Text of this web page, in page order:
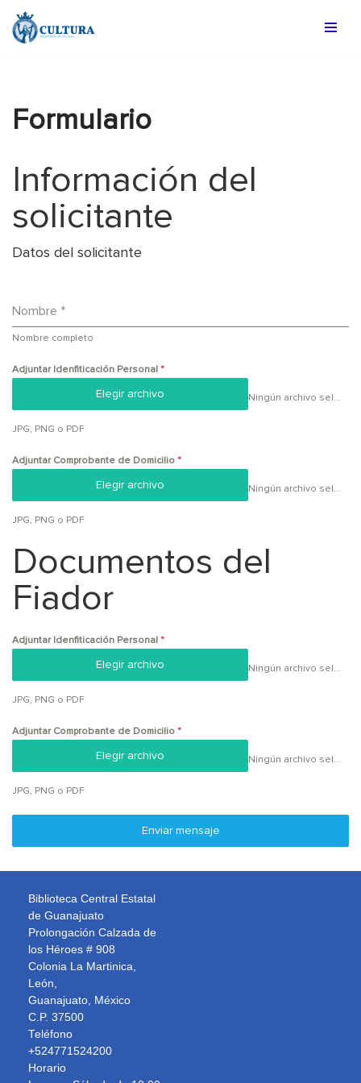
Saltar
Formulario
Información del
solicitante
Datos del solicitante
Nombre *
Nombre completo
Adjuntar Idenfiticación Personal *
Elegir archivo Ningún archivo seleccionado
JPG, PNG o PDF
Adjuntar Comprobante de Domicilio *
Elegir archivo Ningún archivo seleccionado
JPG, PNG o PDF
Documentos del
Fiador
Adjuntar Idenfiticación Personal *
Elegir archivo Ningún archivo seleccionado
JPG, PNG o PDF
Adjuntar Comprobante de Domicilio *
Elegir archivo Ningún archivo seleccionado
JPG, PNG o PDF
Enviar mensaje
Biblioteca Central Estatal
de Guanajuato
Prolongación Calzada de
los Héroes # 908
Colonia La Martinica,
León,
Guanajuato, México
C.P. 37500
Teléfono
+524771524200
Horario